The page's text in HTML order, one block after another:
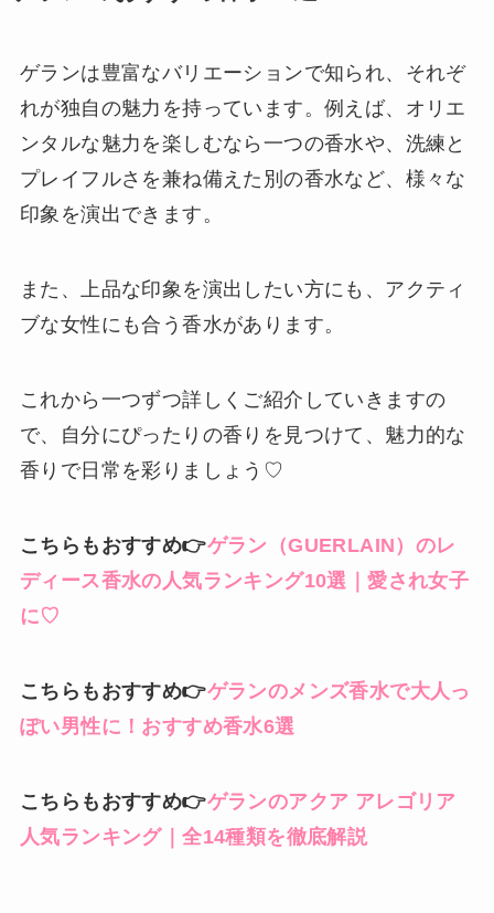
ゲランは豊富なバリエーションで知られ、それぞ
れが独自の魅力を持っています。例えば、オリエ
ンタルな魅力を楽しむなら一つの香水や、洗練と
プレイフルさを兼ね備えた別の香水など、様々な
印象を演出できます。
また、上品な印象を演出したい方にも、アクティ
ブな女性にも合う香水があります。
これから一つずつ詳しくご紹介していきますの
で、自分にぴったりの香りを見つけて、魅力的な
香りで日常を彩りましょう♡
こちらもおすすめ👉ゲラン（GUERLAIN）のレ
ディース香水の人気ランキング10選｜愛され女子
に♡
こちらもおすすめ👉ゲランのメンズ香水で大人っ
ぽい男性に！おすすめ香水6選
こちらもおすすめ👉ゲランのアクア アレゴリア
人気ランキング｜全14種類を徹底解説